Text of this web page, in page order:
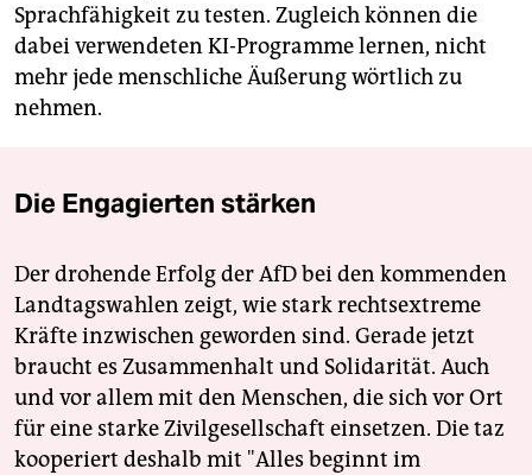
Sprachfähigkeit zu testen. Zugleich können die
dabei verwendeten KI-Programme lernen, nicht
mehr jede menschliche Äußerung wörtlich zu
nehmen.
Die Engagierten stärken
Der drohende Erfolg der AfD bei den kommenden
Landtagswahlen zeigt, wie stark rechtsextreme
Kräfte inzwischen geworden sind. Gerade jetzt
braucht es Zusammenhalt und Solidarität. Auch
und vor allem mit den Menschen, die sich vor Ort
für eine starke Zivilgesellschaft einsetzen. Die taz
kooperiert deshalb mit "Alles beginnt im